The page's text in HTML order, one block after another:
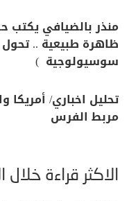
منذر بالضيافي يكتب
ظاهرة طبيعية ..
سوسيولوجية )
تحليل اخباري/
مربط الفرس
الأكثر قراءة خلال